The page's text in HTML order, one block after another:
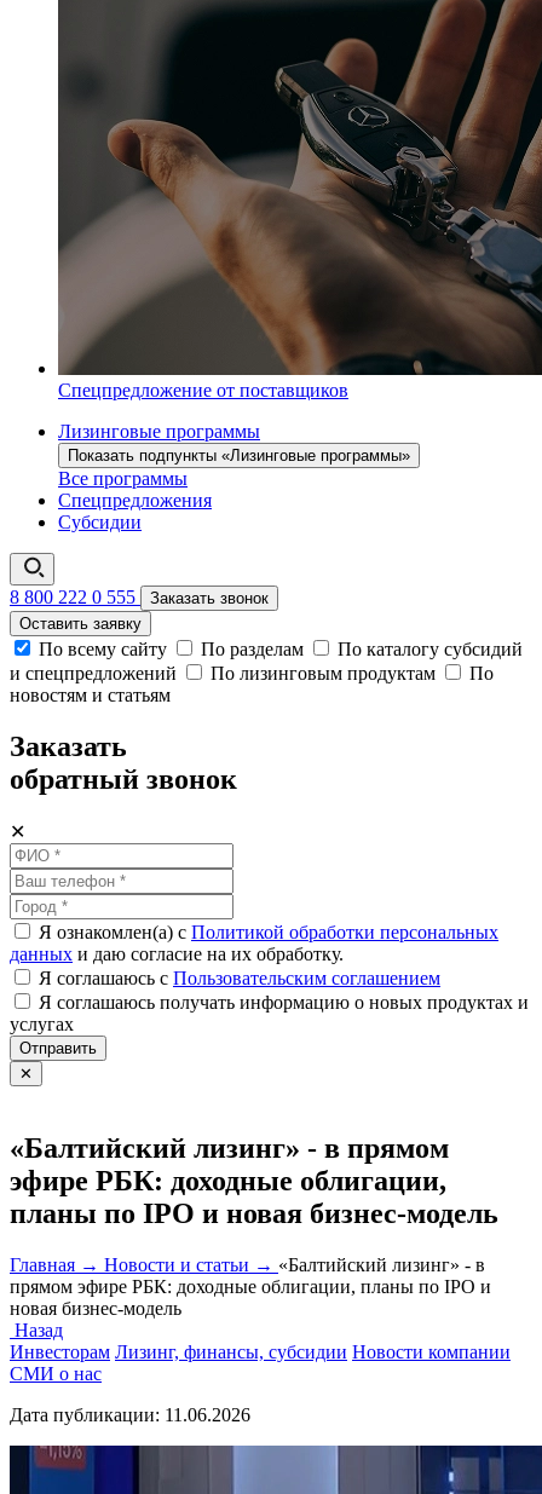
Спецпредложение от поставщиков
Лизинговые программы
Показать подпункты «Лизинговые программы»
Все программы
Спецпредложения
Субсидии
8 800 222 0 555
Заказать звонок
Оставить заявку
По всему сайту По разделам
По каталогу субсидий
и спецпредложений
По лизинговым продуктам
По
новостям и статьям
Заказать
обратный звонок
✕
Я ознакомлен(а) с Политикой обработки персональных
данных и даю согласие на их обработку.
Я соглашаюсь c Пользовательским соглашением
Я соглашаюсь получать информацию о новых продуктах и
услугах
Отправить
✕
«Балтийский лизинг» - в прямом
эфире РБК: доходные облигации,
планы по IPO и новая бизнес-модель
Главная → Новости и статьи → «Балтийский лизинг» - в
прямом эфире РБК: доходные облигации, планы по IPO и
новая бизнес-модель
Назад
Инвесторам Лизинг, финансы, субсидии Новости компании
СМИ о нас
Дата публикации: 11.06.2026